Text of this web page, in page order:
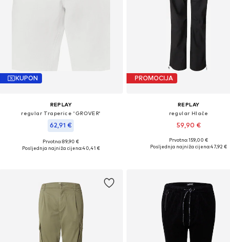
KUPON
REPLAY
regular Traperice 'GROVER'
62,91 €
Prvotno: 89,90 €
Posljednja najniža cijena:40,41 €
PROMOCIJA
REPLAY
regular Hlače
59,90 €
Prvotno: 159,00 €
Posljednja najniža cijena:47,92 €